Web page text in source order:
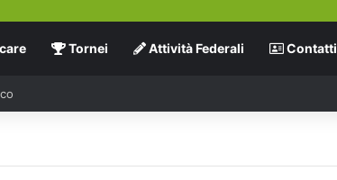
Tornei Attività Federali Contatti
Pickleball Open e Over 50